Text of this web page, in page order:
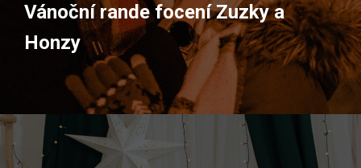
Vánoční rande focení Zuzky a
Honzy